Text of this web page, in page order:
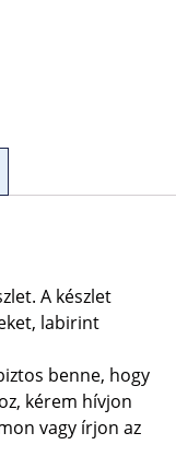
A készlet
labirint
benne, hogy
kérem hívjon
vagy írjon az